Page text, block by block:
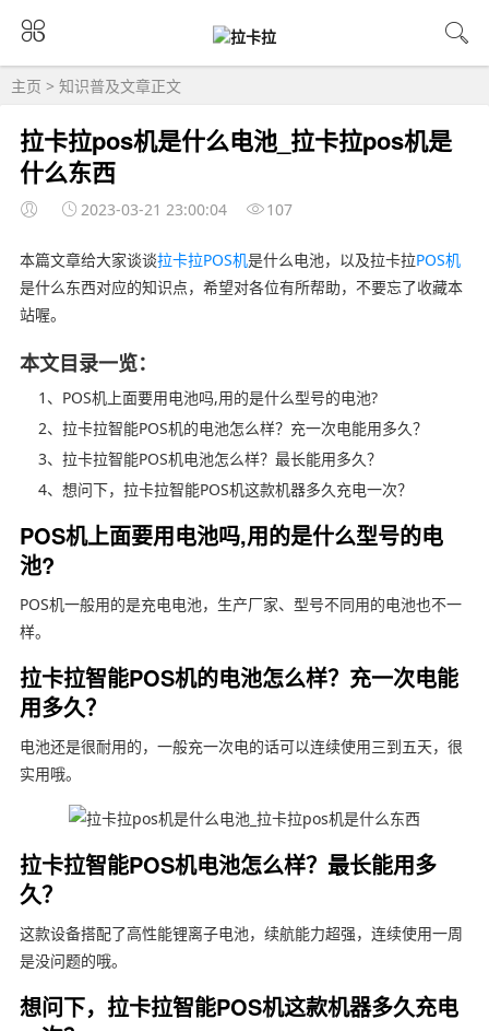
主页 > 知识普及文章正文
拉卡拉pos机是什么电池_拉卡拉pos机是
什么东西
2023-03-21 23:00:04 107
本篇文章给大家谈谈拉卡拉POS机是什么电池，以及拉卡拉POS机
是什么东西对应的知识点，希望对各位有所帮助，不要忘了收藏本
站喔。
本文目录一览：
1、POS机上面要用电池吗,用的是什么型号的电池?
2、拉卡拉智能POS机的电池怎么样？充一次电能用多久？
3、拉卡拉智能POS机电池怎么样？最长能用多久？
4、想问下，拉卡拉智能POS机这款机器多久充电一次？
POS机上面要用电池吗,用的是什么型号的电
池?
POS机一般用的是充电电池，生产厂家、型号不同用的电池也不一
样。
拉卡拉智能POS机的电池怎么样？充一次电能
用多久？
电池还是很耐用的，一般充一次电的话可以连续使用三到五天，很
实用哦。
拉卡拉智能POS机电池怎么样？最长能用多
久？
这款设备搭配了高性能锂离子电池，续航能力超强，连续使用一周
是没问题的哦。
想问下，拉卡拉智能POS机这款机器多久充电